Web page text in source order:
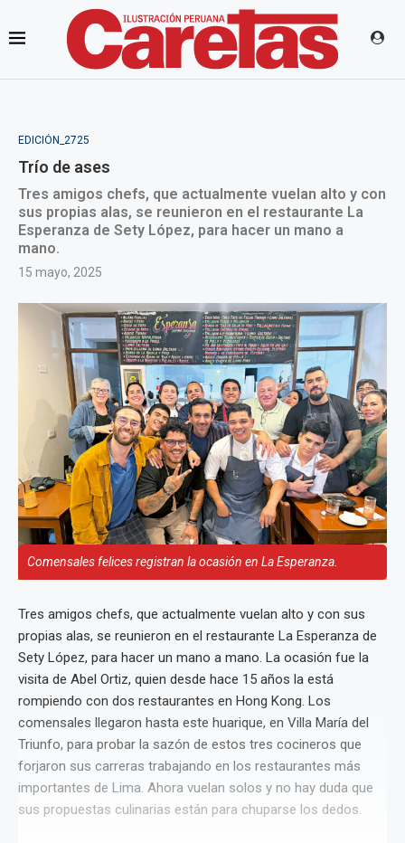
EDICIÓN_2725
Trío de ases
Tres amigos chefs, que actualmente vuelan alto y con
sus propias alas, se reunieron en el restaurante La
Esperanza de Sety López, para hacer un mano a
mano.
15 mayo, 2025
Comensales felices registran la ocasión en La Esperanza.
Tres amigos chefs, que actualmente vuelan alto y con sus
propias alas, se reunieron en el restaurante La Esperanza de
Sety López, para hacer un mano a mano. La ocasión fue la
visita de Abel Ortiz, quien desde hace 15 años la está
rompiendo con dos restaurantes en Hong Kong. Los
comensales llegaron hasta este huarique, en Villa María del
Triunfo, para probar la sazón de estos tres cocineros que
forjaron sus carreras trabajando en los restaurantes más
importantes de Lima. Ahora vuelan solos y no hay duda que
sus propuestas culinarias están para chuparse los dedos.